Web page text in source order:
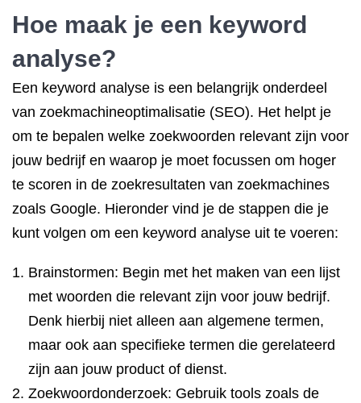
Hoe maak je een keyword
analyse?
Een keyword analyse is een belangrijk onderdeel
van zoekmachineoptimalisatie (SEO). Het helpt je
om te bepalen welke zoekwoorden relevant zijn voor
jouw bedrijf en waarop je moet focussen om hoger
te scoren in de zoekresultaten van zoekmachines
zoals Google. Hieronder vind je de stappen die je
kunt volgen om een keyword analyse uit te voeren:
Brainstormen: Begin met het maken van een lijst
met woorden die relevant zijn voor jouw bedrijf.
Denk hierbij niet alleen aan algemene termen,
maar ook aan specifieke termen die gerelateerd
zijn aan jouw product of dienst.
Zoekwoordonderzoek: Gebruik tools zoals de